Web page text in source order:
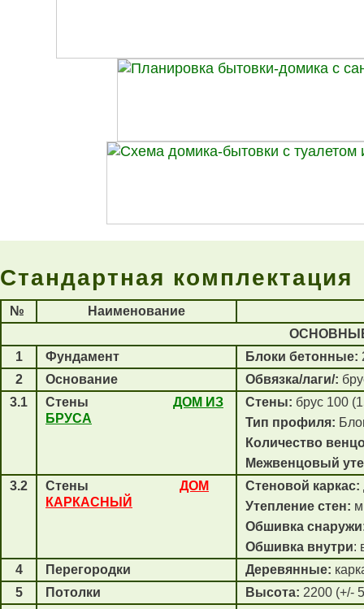
Стандартная комплектация
№
Наименование
1
Фундамент Блоки бетонные:
2
Основание Обвязка/лаги/:
3.1
Стены ДОМ ИЗ
БРУСА
Стены: брус 100
Тип профиля:
Количество
Межвенцовый
3.2
Стены ДОМ
КАРКАСНЫЙ
Стеновой каркас:
Утепление стен:
Обшивка снаружи
Обшивка внутри:
4
Перегородки Деревянные:
5
Потолки Высота: 2200 (+/-